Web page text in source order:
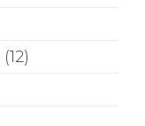
(12)